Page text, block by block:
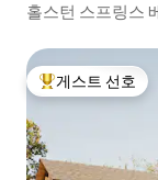
홀스턴 스프링스
상위 게스트 선호
게스트 선호